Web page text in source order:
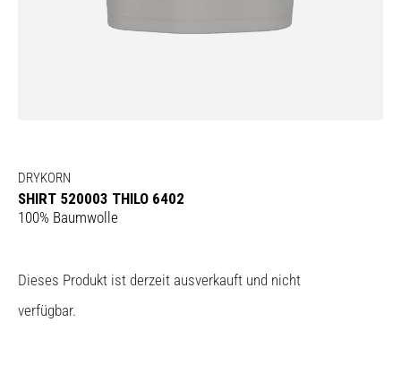
DRYKORN
SHIRT 520003 THILO 6402
100% Baumwolle
Dieses Produkt ist derzeit ausverkauft und nicht
verfügbar.